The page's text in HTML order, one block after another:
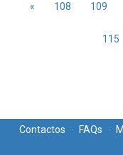
« 108 109
115
Contactos · FAQs ·